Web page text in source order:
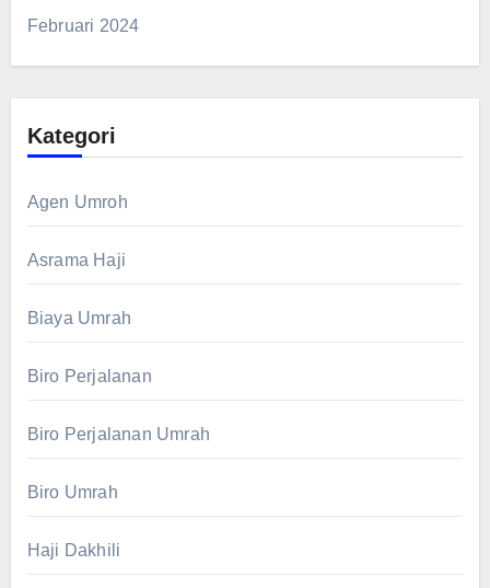
Februari 2024
Kategori
Agen Umroh
Asrama Haji
Biaya Umrah
Biro Perjalanan
Biro Perjalanan Umrah
Biro Umrah
Haji Dakhili